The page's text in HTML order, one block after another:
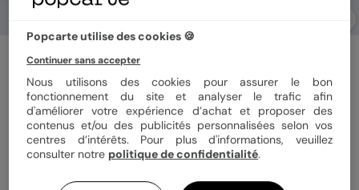
Faire part naissance
Rayure majorelle et chocolat
Couleur
Popcarte utilise des cookies 🍪
Continuer sans accepter
Nous utilisons des cookies pour assurer le bon
fonctionnement du site et analyser le trafic afin
d'améliorer votre expérience d’achat et proposer des
contenus et/ou des publicités personnalisées selon vos
centres d’intérêts. Pour plus d'informations, veuillez
consulter notre politique de confidentialité.